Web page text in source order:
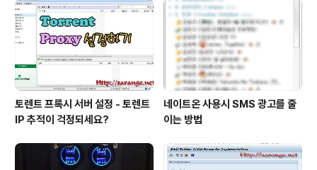
토렌트 프록시 서버 설정 - 토렌트
IP 추적이 걱정되세요?
네이트온 사용시 SMS 광고를 줄
이는 방법